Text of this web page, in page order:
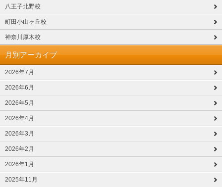
八王子北野校
町田小山ヶ丘校
神奈川厚木校
月別アーカイブ
2026年7月
2026年6月
2026年5月
2026年4月
2026年3月
2026年2月
2026年1月
2025年11月